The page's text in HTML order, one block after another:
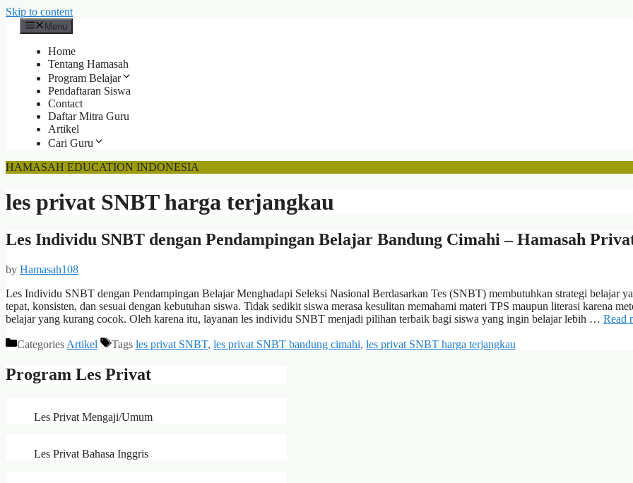
Skip to content
Menu
Home
Tentang Hamasah
Program Belajar
Pendaftaran Siswa
Contact
Daftar Mitra Guru
Artikel
Cari Guru
HAMASAH EDUCATION INDONESIA
les privat SNBT harga terjangkau
Les Individu SNBT dengan Pendampingan Belajar Bandung Cimahi – Hamasah
by Hamasah108
Les Individu SNBT dengan Pendampingan Belajar Menghadapi Seleksi Nasional Berdasarkan Tes (SNBT) membutuhkan strategi belajar
tepat, konsisten, dan sesuai dengan kebutuhan siswa. Tidak sedikit siswa merasa kesulitan memahami materi TPS maupun literasi karena
belajar yang kurang cocok. Oleh karena itu, layanan les individu SNBT menjadi pilihan terbaik bagi siswa yang ingin belajar lebih … Read
Categories Artikel Tags les privat SNBT, les privat SNBT bandung cimahi, les privat SNBT harga terjangkau
Program Les Privat
Les Privat Mengaji/Umum
Les Privat Bahasa Inggris